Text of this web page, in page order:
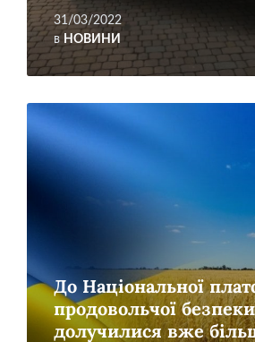
31/03/2022
в НОВИНИ
До Національної
продовольчої безпеки
долучилися вже